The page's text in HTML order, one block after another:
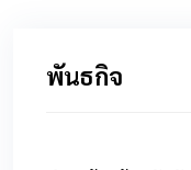
พันธกิจ